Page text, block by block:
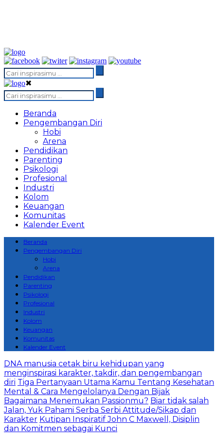
✖
Beranda
Pengembangan Diri
Hobi
Arena
Pendidikan
Parenting
Psikologi
Profesional
Industri
Kolom
Keuangan
Komunitas
Kalender Event
Beranda
Pengembangan Diri
Hobi
Arena
Pendidikan
Parenting
Psikologi
Profesional
Industri
Kolom
Keuangan
Komunitas
Kalender Event
DNA manusia cetak biru kehidupan yang
menginspirasi karakter, takdir, dan pengembangan
diri Tiga Pertanyaan Utama Kamu Tentang Kesehatan
Mental & Cara Mengelolanya Dengan Bijak
Bagaimana Menemukan Passionmu? Biar tidak salah
Jalan, Yuk Pahami Serba Serbi Attitude/Sikap dan
Karakter Kutipan Inspiratif John C Maxwell, Disiplin
dan Komitmen sebagai Kunci